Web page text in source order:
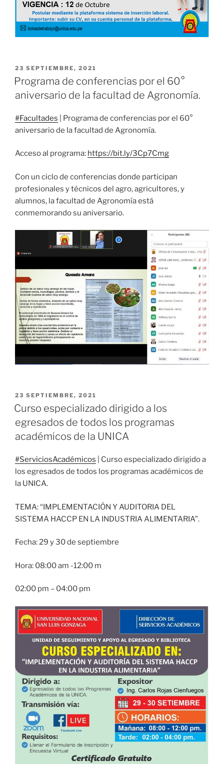
PUBLICADO
EL
23 SEPTIEMBRE, 2021
Programa de conferencias por el 60°
aniversario de la facultad de Agronomía.
#Facultades | Programa de conferencias por el 60°
aniversario de la facultad de Agronomía.
Acceso al programa: https://bit.ly/3Cp7Cmg
Con un ciclo de conferencias donde participan
profesionales y técnicos del agro, agricultores, y
alumnos, la facultad de Agronomía está
conmemorando su aniversario.
PUBLICADO
EL
23 SEPTIEMBRE, 2021
Curso especializado dirigido a los
egresados de todos los programas
académicos de la UNICA
#ServiciosAcadémicos | Curso especializado dirigido a
los egresados de todos los programas académicos de
la UNICA.
TEMA: “IMPLEMENTACIÓN Y AUDITORIA DEL
SISTEMA HACCP EN LA INDUSTRIA ALIMENTARIA”.
Fecha: 29 y 30 de septiembre
Hora: 08:00 am -12:00 m
02:00 pm – 04:00 pm